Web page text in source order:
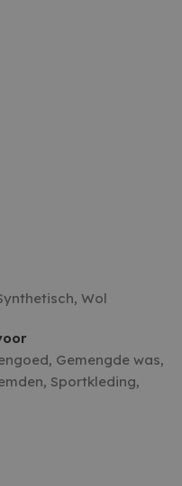
Wol
Gemengde was,
Sportkleding,